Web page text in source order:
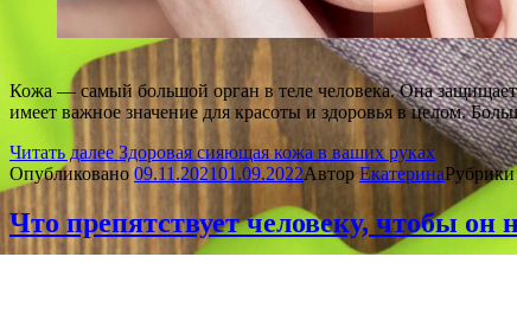
Кожа — самый большой орган в теле человека. Она
имеет важное значение для красоты и здоровья в целом.
Читать далее Здоровая сияющая кожа в ваших руках
Опубликовано 09.11.202101.09.2022Автор Екатерина
Что препятствует человеку, чтобы он